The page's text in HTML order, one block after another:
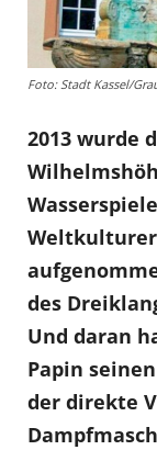
Foto: Stadt Kassel/
2013 wurde
des
Und daran
Papin
der direkte